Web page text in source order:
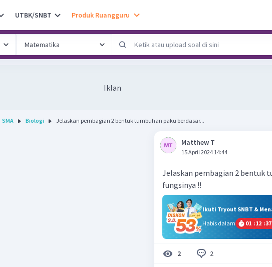
UTBK/SNBT Produk Ruangguru
Iklan
SMA Biologi Jelaskan pembagian 2 bentuk tumbuhan paku berdasar...
Matthew T
15 April 2024 14:44
Jelaskan pembagian 2 bentuk
fungsinya !!
Ikuti Tryout SNBT &
Habis dalam
01 :12 :37
2 2